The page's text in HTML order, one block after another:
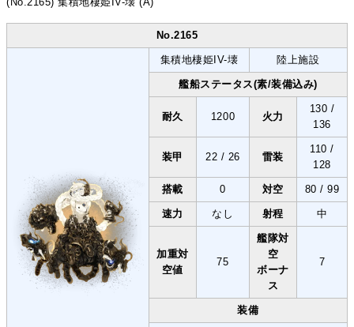
No.2165
集積地棲姫IV-壊 陸上施設
艦船ステータス(素/装備込み)
耐久 1200 火力
130 /
136
装甲 22 / 26 雷装
110 /
128
搭載 0 対空 80 / 99
速力 なし 射程 中
加重対
空値
75
艦隊対
空
ボーナ
ス
7
装備